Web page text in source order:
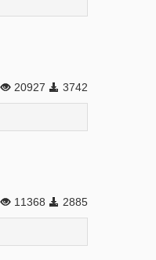
20927 3742
11368 2885